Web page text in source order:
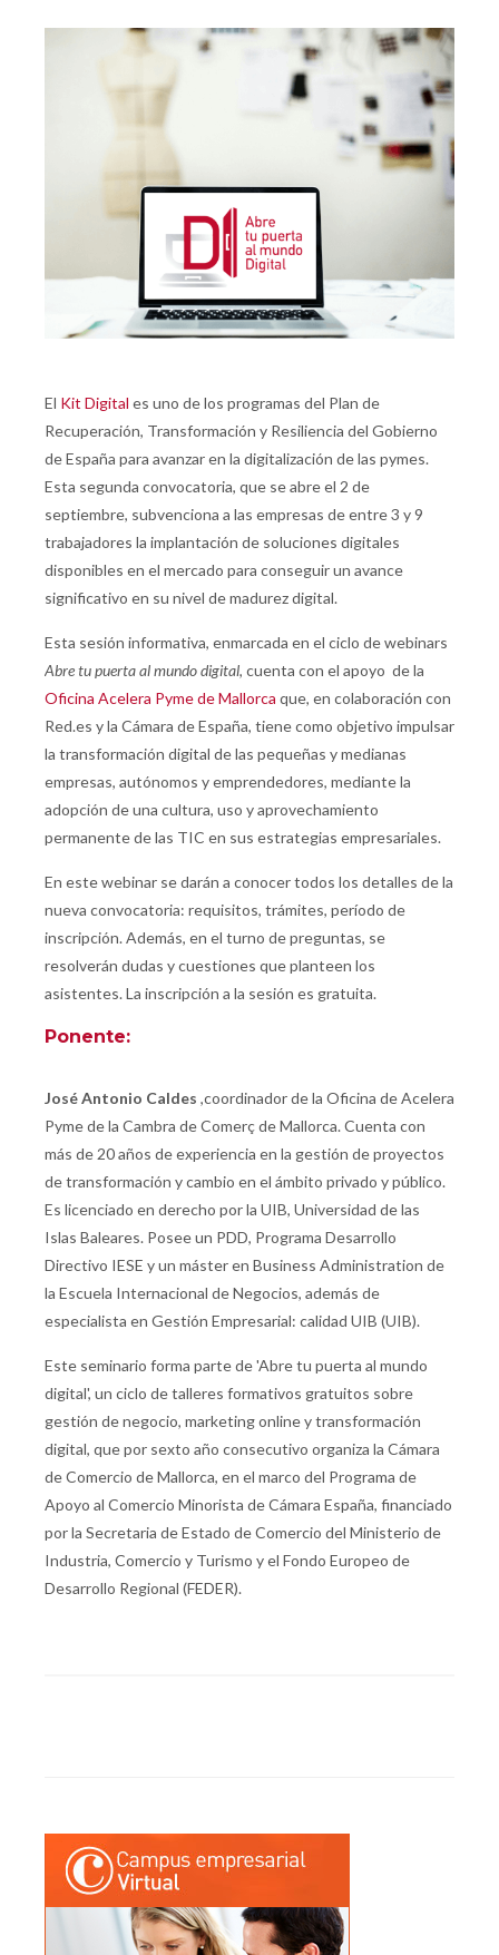
El Kit Digital es uno de los programas del Plan de
Recuperación, Transformación y Resiliencia del Gobierno
de España para avanzar en la digitalización de las pymes.
Esta segunda convocatoria, que se abre el 2 de
septiembre, subvenciona a las empresas de entre 3 y 9
trabajadores la implantación de soluciones digitales
disponibles en el mercado para conseguir un avance
significativo en su nivel de madurez digital.
Esta sesión informativa, enmarcada en el ciclo de webinars
Abre tu puerta al mundo digital, cuenta con el apoyo de la
Oficina Acelera Pyme de Mallorca que, en colaboración con
Red.es y la Cámara de España, tiene como objetivo impulsar
la transformación digital de las pequeñas y medianas
empresas, autónomos y emprendedores, mediante la
adopción de una cultura, uso y aprovechamiento
permanente de las TIC en sus estrategias empresariales.
En este webinar se darán a conocer todos los detalles de la
nueva convocatoria: requisitos, trámites, período de
inscripción. Además, en el turno de preguntas, se
resolverán dudas y cuestiones que planteen los
asistentes. La inscripción a la sesión es gratuita.
Ponente:
José Antonio Caldes ,coordinador de la Oficina de Acelera
Pyme de la Cambra de Comerç de Mallorca. Cuenta con
más de 20 años de experiencia en la gestión de proyectos
de transformación y cambio en el ámbito privado y público.
Es licenciado en derecho por la UIB, Universidad de las
Islas Baleares. Posee un PDD, Programa Desarrollo
Directivo IESE y un máster en Business Administration de
la Escuela Internacional de Negocios, además de
especialista en Gestión Empresarial: calidad UIB (UIB).
Este seminario forma parte de 'Abre tu puerta al mundo
digital', un ciclo de talleres formativos gratuitos sobre
gestión de negocio, marketing online y transformación
digital, que por sexto año consecutivo organiza la Cámara
de Comercio de Mallorca, en el marco del Programa de
Apoyo al Comercio Minorista de Cámara España, financiado
por la Secretaria de Estado de Comercio del Ministerio de
Industria, Comercio y Turismo y el Fondo Europeo de
Desarrollo Regional (FEDER).